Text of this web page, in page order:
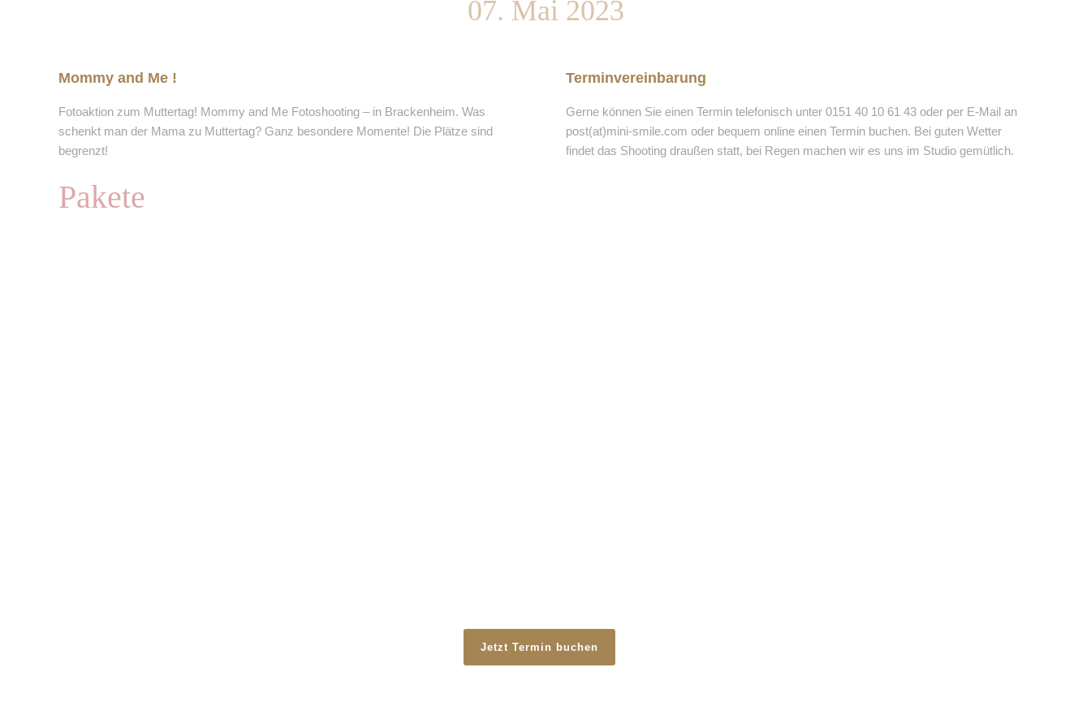
07. Mai 2023
Mommy and Me !
Fotoaktion zum Muttertag! Mommy and Me Fotoshooting – in Brackenheim. Was
schenkt man der Mama zu Muttertag? Ganz besondere Momente! Die Plätze sind
begrenzt!
Terminvereinbarung
Gerne können Sie einen Termin telefonisch unter 0151 40 10 61 43 oder per E-Mail an
post(at)mini-smile.com oder bequem online einen Termin buchen. Bei guten Wetter
findet das Shooting draußen statt, bei Regen machen wir es uns im Studio gemütlich.
Pakete
Jetzt Termin buchen